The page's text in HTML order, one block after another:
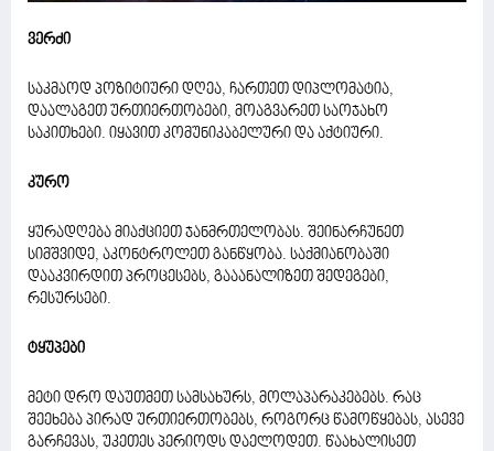
ვერძი
საკმაოდ პოზიტიური დღეა, ჩართეთ დიპლომატია,
დაალაგეთ ურთიერთობები, მოაგვარეთ საოჯახო
საკითხები. იყავით კომუნიკაბელური და აქტიური.
კურო
ყურადღება მიაქციეთ ჯანმრთელობას. შეინარჩუნეთ
სიმშვიდე, აკონტროლეთ განწყობა. საქმიანობაში
დააკვირდით პროცესებს, გააანალიზეთ შედეგები,
რესურსები.
ტყუპები
მეტი დრო დაუთმეთ სამსახურს, მოლაპარაკებებს. რაც
შეეხება პირად ურთიერთობებს, როგორც წამოწყებას, ასევე
გარჩევას, უკეთეს პერიოდს დაელოდეთ. წაახალისეთ